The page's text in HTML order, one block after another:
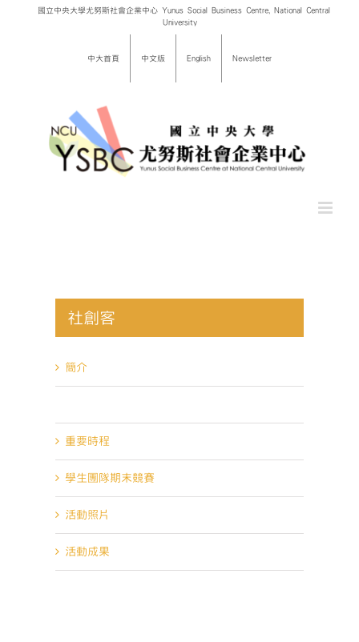
國立中央大學尤努斯社會企業中心 Yunus Social Business Centre, National Central
University
中大首頁 中文版 English Newsletter
社創客
簡介
重要時程
學生團隊期末競賽
活動照片
活動成果